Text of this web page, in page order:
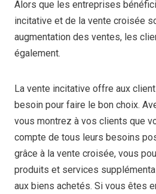
Alors que les entreprises
incitative et de la vente croisée
augmentation des ventes, les
également.
La vente incitative offre aux
besoin pour faire le bon choix.
vous montrez à vos clients que
compte de tous leurs besoins
grâce à la vente croisée, vous
produits et services
aux biens achetés. Si vous êtes